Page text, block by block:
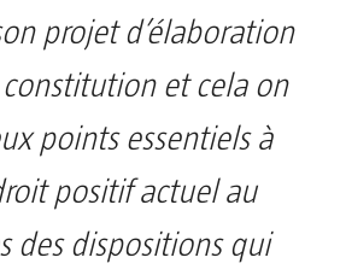
projet d’élaboration
constitution et cela on
points essentiels à
positif actuel au
des dispositions qui